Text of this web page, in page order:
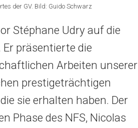
der GV. Bild: Guido Schwarz
Stéphane Udry auf die
präsentierte die
Arbeiten unserer
prestigeträchtigen
sie erhalten haben. Der
Phase des NFS, Nicolas